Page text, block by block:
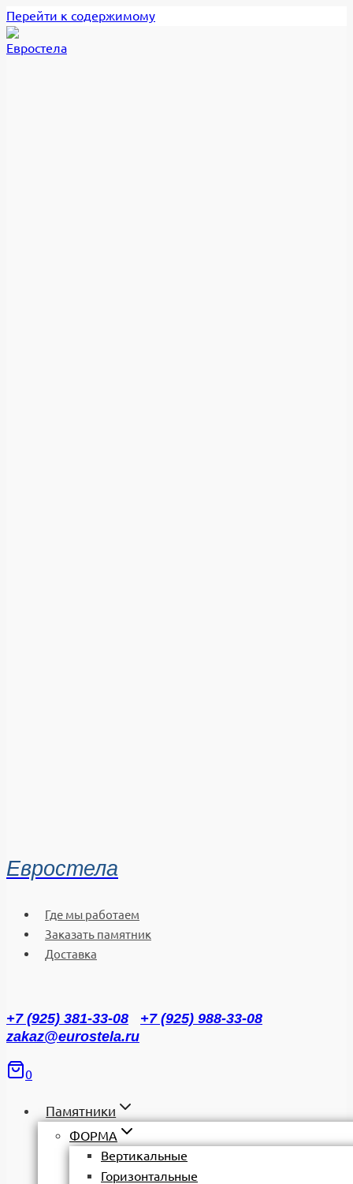
Перейти к содержимому
Евростела
Где мы работаем
Заказать памятник
Доставка
+7 (925) 381-33-08
+7 (925) 988-33-08
zakaz@eurostela.ru
0
Памятники
ФОРМА
Вертикальные
Горизонтальные